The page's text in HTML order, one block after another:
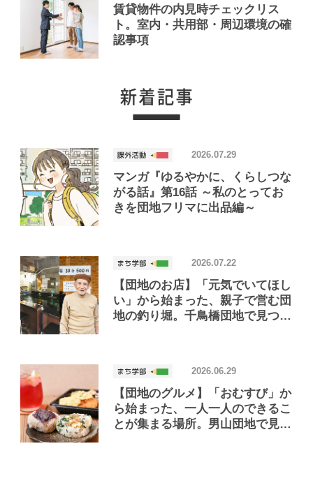
賃貸物件の内見時チェックリス
ト。室内・共用部・周辺環境の確
認事項
マンガ『ゆるやかに、くらしつな
がる話』第16話 ～私のとってお
きを団地フリマに出品編～
2026.07.29
【団地のお店】「元気でいてほし
い」から始まった、親子で営む団
地の釣り堀。千鳥橋団地で見つけ
2026.07.22
【団地のグルメ】「おむすび」か
ら始まった、一人一人のできるこ
とが集まる場所。男山団地で見つ
2026.06.29